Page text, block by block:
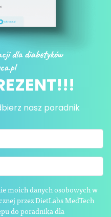
nasz poradnik
moich danych osobowych w
przez DietLabs MedTech
do poradnika dla